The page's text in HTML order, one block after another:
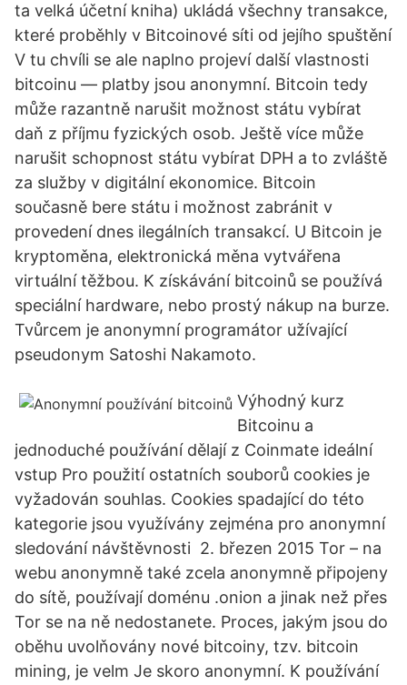
ta velká účetní kniha) ukládá všechny transakce,
které proběhly v Bitcoinové síti od jejího spuštění
V tu chvíli se ale naplno projeví další vlastnosti
bitcoinu — platby jsou anonymní. Bitcoin tedy
může razantně narušit možnost státu vybírat
daň z příjmu fyzických osob. Ještě více může
narušit schopnost státu vybírat DPH a to zvláště
za služby v digitální ekonomice. Bitcoin
současně bere státu i možnost zabránit v
provedení dnes ilegálních transakcí. U Bitcoin je
kryptoměna, elektronická měna vytvářena
virtuální těžbou. K získávání bitcoinů se používá
speciální hardware, nebo prostý nákup na burze.
Tvůrcem je anonymní programátor užívající
pseudonym Satoshi Nakamoto.
Výhodný kurz
Bitcoinu a
jednoduché používání dělají z Coinmate ideální
vstup Pro použití ostatních souborů cookies je
vyžadován souhlas. Cookies spadající do této
kategorie jsou využívány zejména pro anonymní
sledování návštěvnosti 2. březen 2015 Tor – na
webu anonymně také zcela anonymně připojeny
do sítě, používají doménu .onion a jinak než přes
Tor se na ně nedostanete. Proces, jakým jsou do
oběhu uvolňovány nové bitcoiny, tzv. bitcoin
mining, je velm Je skoro anonymní. K používání